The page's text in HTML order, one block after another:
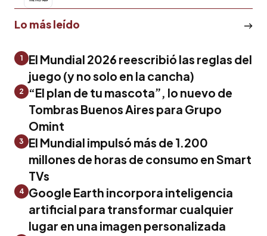
Lo más leído
1
El Mundial 2026 reescribió las reglas del
juego (y no solo en la cancha)
2
“El plan de tu mascota”, lo nuevo de
Tombras Buenos Aires para Grupo
Omint
3
El Mundial impulsó más de 1.200
millones de horas de consumo en Smart
TVs
4 Google Earth incorpora inteligencia
artificial para transformar cualquier
lugar en una imagen personalizada